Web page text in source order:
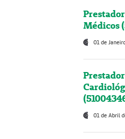
Médicos
01 de
01 de Abril